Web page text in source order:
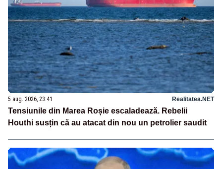
5 aug. 2026, 23:41 Realitatea.NET
Tensiunile din Marea Roșie escaladează. Rebelii
Houthi susțin că au atacat din nou un petrolier saudit